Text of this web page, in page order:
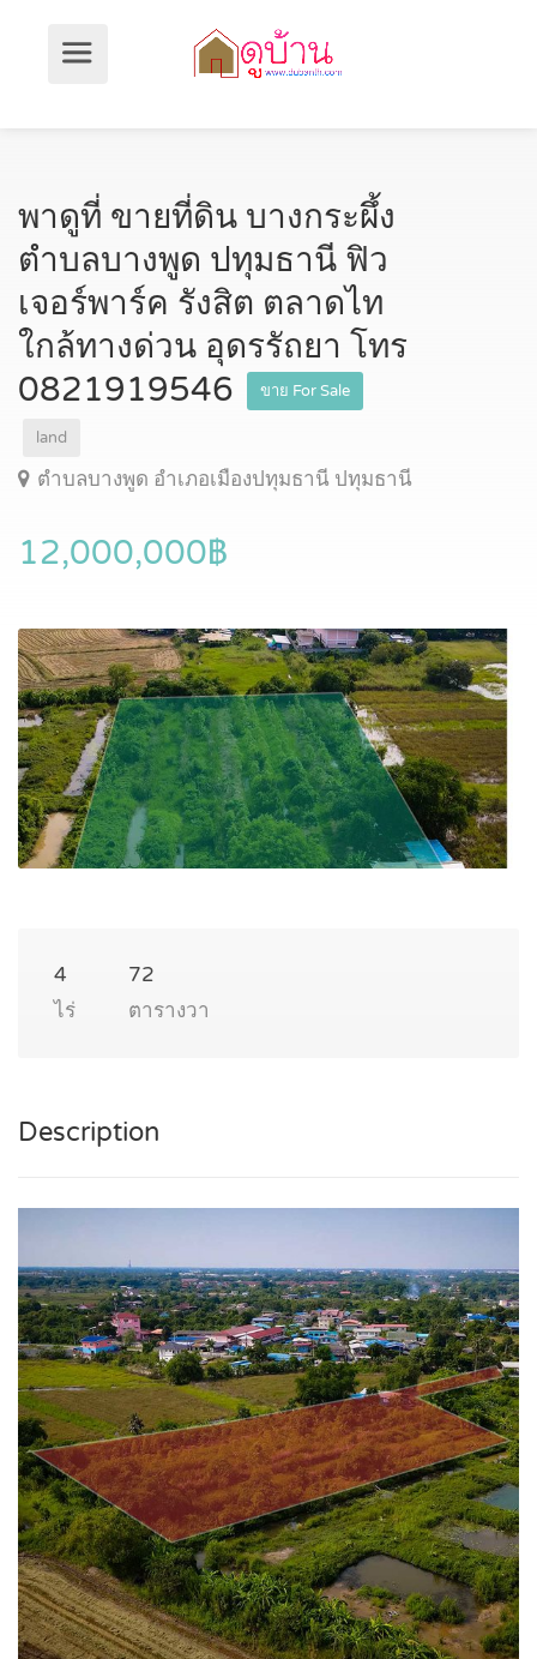
พาดูที่ ขายที่ดิน บางกระผึ้ง
ตำบลบางพูด ปทุมธานี ฟิว
เจอร์พาร์ค รังสิต ตลาดไท
ใกล้ทางด่วน อุดรรัถยา โทร
0821919546
ขาย For Sale
land
ตำบลบางพูด อำเภอเมืองปทุมธานี ปทุมธานี
12,000,000฿
4
ไร่
72
ตารางวา
Description